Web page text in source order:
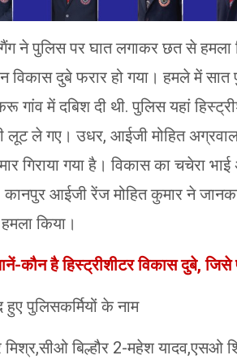
ने पुलिस पर घात लगाकर छत से हमला
विकास दुबे फरार हो गया। हमले में
गांव में दबिश दी थी. पुलिस यहां
लूट ले गए। उधर, आईजी मोहित
गिराया गया है। विकास का चचेरा
कानपुर आईजी रेंज मोहित कुमार ने
किया।
कौन है हिस्ट्रीशीटर विकास दुबे,
पुलिसकर्मियों के नाम
बिल्हौर 2-महेश यादव,एसओ